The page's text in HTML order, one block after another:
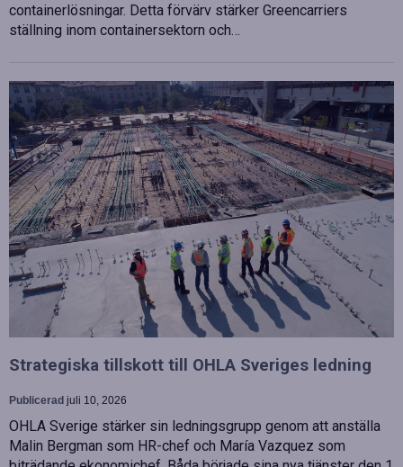
containerlösningar. Detta förvärv stärker Greencarriers
ställning inom containersektorn och…
Strategiska tillskott till OHLA Sveriges ledning
Publicerad juli 10, 2026
OHLA Sverige stärker sin ledningsgrupp genom att anställa
Malin Bergman som HR-chef och María Vazquez som